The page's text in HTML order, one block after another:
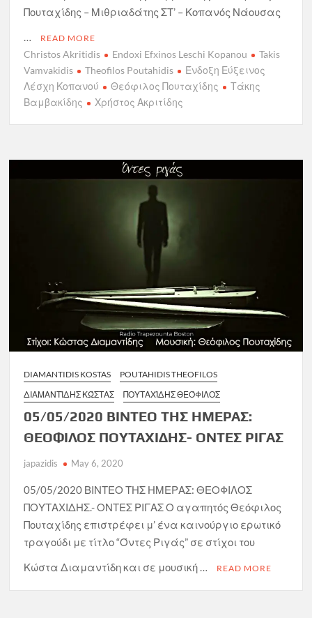
Πουταχίδης – Μιθριαδάτης ΣΤ’ – Κοπανός Νάουσας
…
READ MORE
Christos Akritidis Endoxi Efxinos Leschi Kopanou
Takis
Vamvakidis
Theofilos Poutahidis
Ένδοξη Εύξεινος
Λέσχη Κοπανού
Θεόφιλος Πουταχίδης
Τάκης
Βαμβακίδης
Χρήστος Ακριτίδης
DIAMANTIDIS KOSTAS
POUTAHIDIS THEOFILOS
ΔΙΑΜΑΝΤΊΔΗΣ ΚΏΣΤΑΣ
ΠΟΥΤΑΧΊΔΗΣ ΘΕΌΦΙΛΟΣ
05/05/2020 ΒΙΝΤΕΟ ΤΗΣ ΗΜΕΡΑΣ:
ΘΕΟΦΙΛΟΣ ΠΟΥΤΑΧΙΔΗΣ- ΟΝΤΕΣ ΡΙΓΑΣ
japazidis May 6, 2020
05/05/2020 ΒΙΝΤΕΟ ΤΗΣ ΗΜΕΡΑΣ: ΘΕΟΦΙΛΟΣ
ΠΟΥΤΑΧΙΔΗΣ.- ΟΝΤΕΣ ΡΙΓΑΣ Ο αγαπητός Θεόφιλος
Πουταχίδης επιστρέφει μ’ ένα καινούργιο ερωτικό
τραγούδι με τίτλο “Όντες Ριγάς” σε στίχοι του
Κώστα Διαμαντίδη και σε μουσική …
READ MORE